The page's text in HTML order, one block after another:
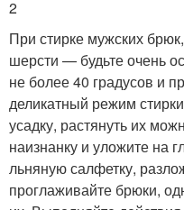
2
При стирке мужских
шерсти — будьте очень
не более 40 градусов и
деликатный режим
усадку, растянуть их
наизнанку и уложите на
льняную салфетку,
проглаживайте брюки,